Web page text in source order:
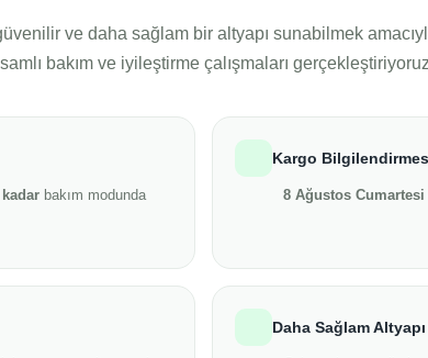
ve daha sağlam bir altyapı sunabilmek
bakım ve iyileştirme çalışmaları
bakım modunda
Kargo
8 Ağustos Cumartesi
Daha Sağlam Altyapı